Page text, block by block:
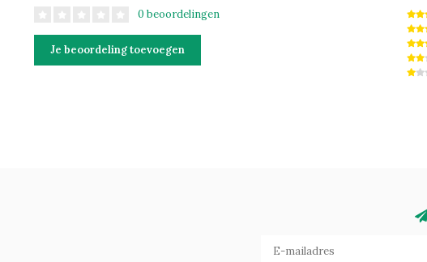
0 beoordelingen
Je beoordeling toevoegen